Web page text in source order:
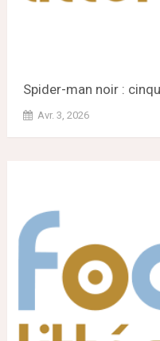
Spider-man noir :
Avr. 3, 2026